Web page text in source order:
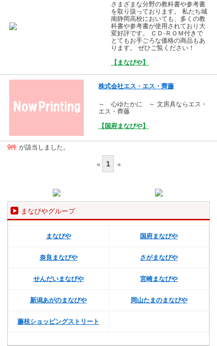
さまざまな分野の教科書や参考書
を取り扱っております。 私たち城
南静岡高校においても、多くの教
科書や参考書が使用されており大
変好評です。 ＣＤ-ＲＯＭ付きで
とてもお手ごろな価格の商品もあ
ります。 ぜひご覧ください！
【まなびや】
株式会社エス・エス・齊藤
～ 心ゆたかに ～ 文房具ならエス・
エス・齊藤
【国府まなびや】
9件 が該当しました。
« 1 »
まなびやグループ
まなびや 国府まなびや
奈良まなびや さがまなびや
せんだいまなびや 宮崎まなびや
新潟あがのまなびや 岡山たまのまなびや
藤枝ショッピングストリート